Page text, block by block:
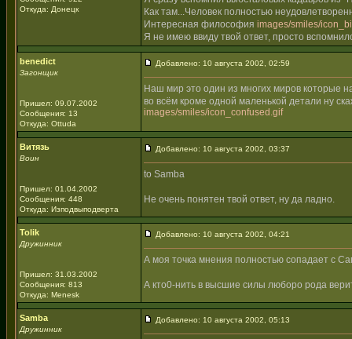
Откуда: Донецк
Как там...Человек полностью
Интересная философия images/smiles/
Я не имею ввиду твой ответ, просто
benedict
Загонщик
Пришел: 09.07.2002
Сообщения: 13
Откуда: Ottuda
Добавлено: 10 августа 2002, 02:59
Наш мир это один из многих миров которые
во всём кроме одной маленькой детали ну
images/smiles/icon_confused.gif
Витязь
Воин
Пришел: 01.04.2002
Сообщения: 448
Откуда: Изподвыподверта
Добавлено: 10 августа 2002, 03:37
to Samba
Не очень понятен твой ответ, ну да ладно.
Tolik
Дружинник
Пришел: 31.03.2002
Сообщения: 813
Откуда: Menesk
Добавлено: 10 августа 2002, 04:21
А моя точка мнения полностью сопадает с
А кто0-нить в высшие силы люборо рода
Samba
Дружинник
Добавлено: 10 августа 2002, 05:13